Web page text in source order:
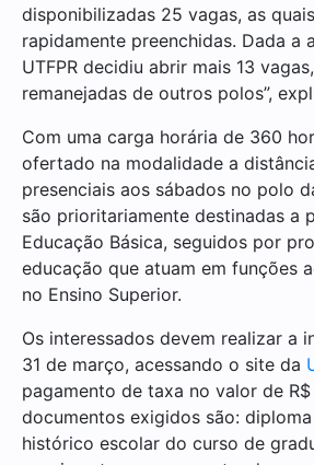
disponibilizadas 25 vagas, as
rapidamente preenchidas. Dada a
UTFPR decidiu abrir mais 13
remanejadas de outros polos”,
Com uma carga horária de 360
ofertado na modalidade a
presenciais aos sábados no polo
são prioritariamente destinadas a
Educação Básica, seguidos por
educação que atuam em funções
no Ensino Superior.
Os interessados devem realizar a
31 de março, acessando o site da
pagamento de taxa no valor de R$
documentos exigidos são:
histórico escolar do curso de